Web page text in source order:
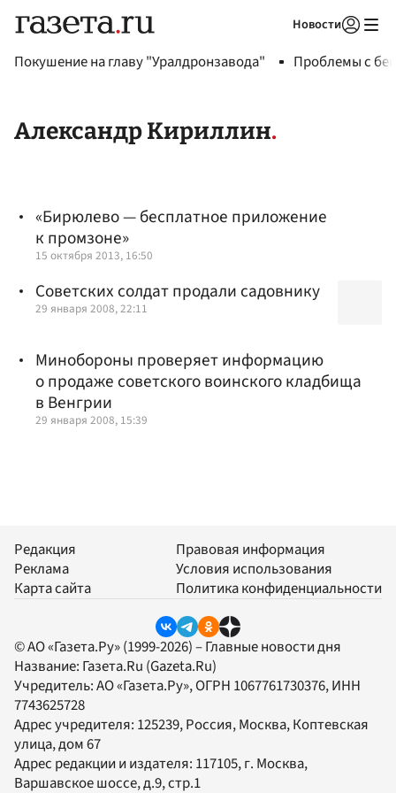
Новости
Покушение на главу "Уралдронзавода" Проблемы с
Александр Кириллин
«Бирюлево — бесплатное приложение
к промзоне»
15 октября 2013, 16:50
Советских солдат продали садовнику
29 января 2008, 22:11
Минобороны проверяет информацию
о продаже советского воинского кладбища
в Венгрии
29 января 2008, 15:39
Редакция
Реклама
Карта сайта
Правовая информация
Условия использования
Политика конфиденциальности
© АО «Газета.Ру» (1999-2026) – Главные новости дня
Название: Газета.Ru (Gazeta.Ru)
Учредитель:АО «Газета.Ру», ОГРН 1067761730376, ИНН
7743625728
Адрес учредителя: 125239, Россия, Москва, Коптевская
улица, дом 67
Адрес редакции и издателя: 117105, г. Москва,
Варшавское шоссе, д.9, стр.1